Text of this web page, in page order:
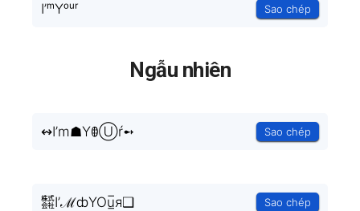
I’ᵐYᵒᵘʳ Sao chép
Ngẫu nhiên
↭I’m☗YꂦⓊŕ➻ Sao chép
㍿I’ℳȸYOu̲̅я❑ Sao chép